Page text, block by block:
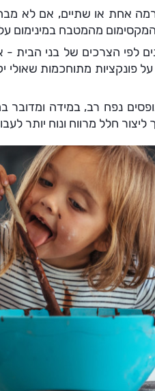
אחת או שתיים, אם לא
מהמטבח במינימום
לפי הצרכים של בני הבית -
פונקציות מתוחכמות שאולי
נפח רב, במידה
חלל מרווח ונוח יותר